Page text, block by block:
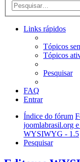
Links rápidos
Tópicos
Tópicos
Pesquisar
FAQ
Entrar
Índice do fórum
joomlabrasil.org
WYSIWYG - 1.5
Pesquisar